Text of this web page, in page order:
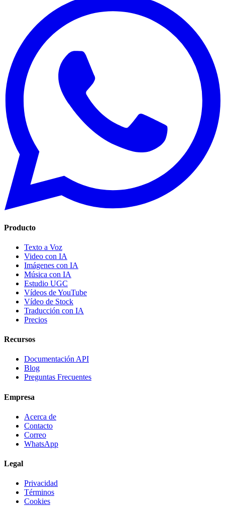
Producto
Texto a Voz
Video con IA
Imágenes con IA
Música con IA
Estudio UGC
Vídeos de YouTube
Vídeo de Stock
Traducción con IA
Precios
Recursos
Documentación API
Blog
Preguntas Frecuentes
Empresa
Acerca de
Contacto
Correo
WhatsApp
Legal
Privacidad
Términos
Cookies